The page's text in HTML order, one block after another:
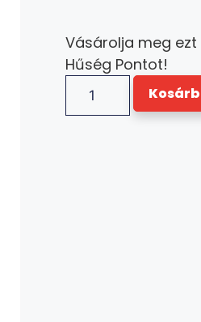
Vásárolja meg
Hűség Pontot!